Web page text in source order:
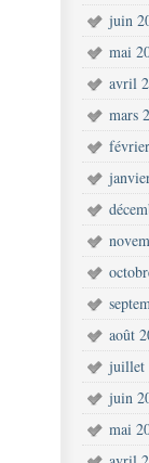
juin
mai
avril
mars
août
juillet
juin
mai